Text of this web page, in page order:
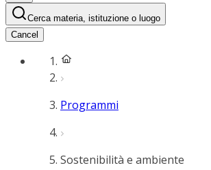
Cerca materia, istituzione o luogo
Cancel
Programmi
Sostenibilità e ambiente